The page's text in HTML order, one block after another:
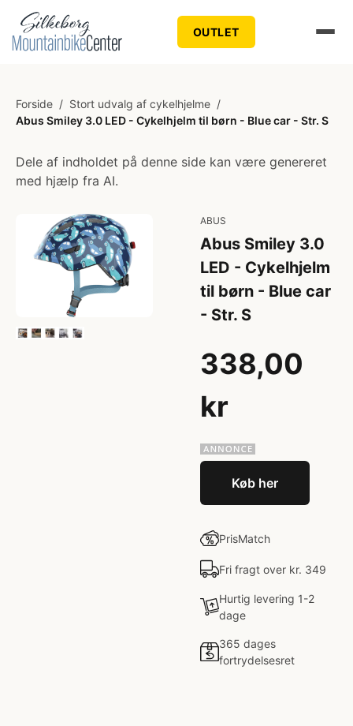
OUTLET
Forside / Stort udvalg af cykelhjelme /
Abus Smiley 3.0 LED - Cykelhjelm til børn - Blue car - Str. S
Dele af indholdet på denne side kan være genereret
med hjælp fra AI.
ABUS
Abus Smiley 3.0
LED - Cykelhjelm
til børn - Blue car
- Str. S
338,00
kr
Køb her
PrisMatch
Fri fragt over kr. 349
Hurtig levering 1-2
dage
365 dages
fortrydelsesret